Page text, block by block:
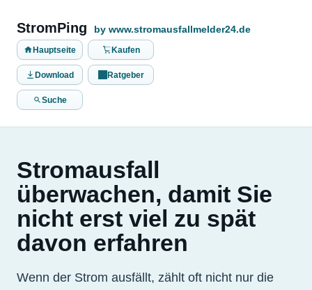
StromPing by www.stromausfallmelder24.de
Hauptseite Kaufen
Download Ratgeber
Suche
Stromausfall
überwachen, damit Sie
nicht erst viel zu spät
davon erfahren
Wenn der Strom ausfällt, zählt oft nicht nur die